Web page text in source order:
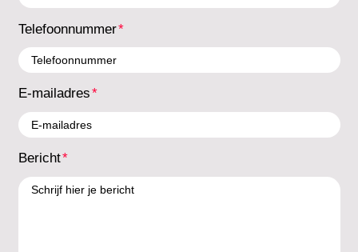
Telefoonnummer
E-mailadres
Bericht